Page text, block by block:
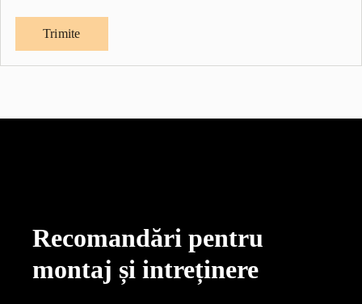
Recomandări pentru
montaj și intreținere